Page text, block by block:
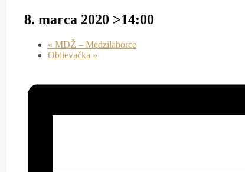
8. marca 2020 >14:00
« MDŽ – Medzilaborce
Oblievačka »